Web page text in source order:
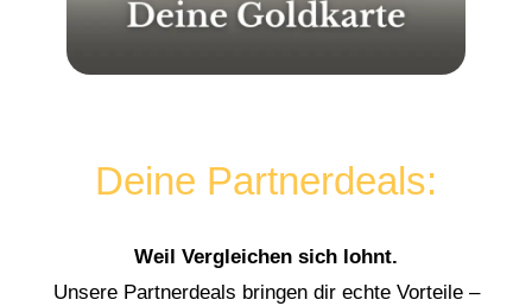
Deine Partnerdeals:
Weil Vergleichen sich lohnt.
Unsere Partnerdeals bringen dir echte Vorteile –